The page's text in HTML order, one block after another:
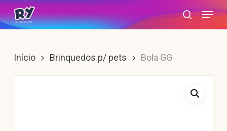
Skip
to
content
search
Menu
Início Brinquedos p/ pets Bola GG